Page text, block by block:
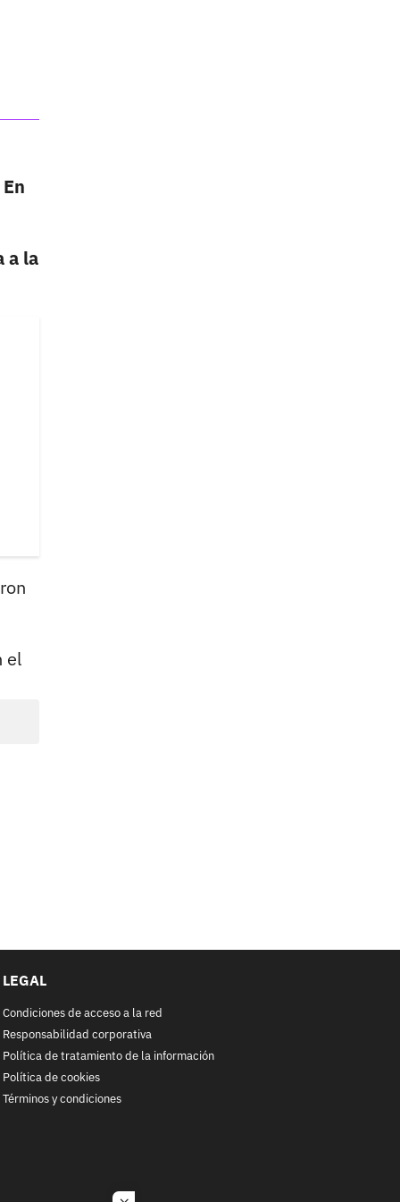
En
a la
el
LEGAL
Condiciones de acceso a la red
Responsabilidad corporativa
Política de tratamiento de la información
Política de cookies
Términos y condiciones